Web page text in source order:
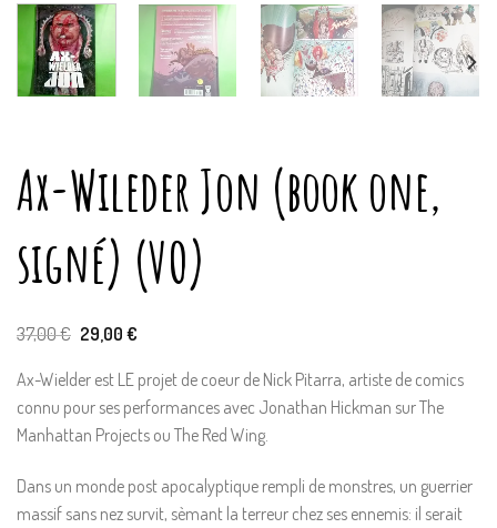
Ax-Wileder Jon (book one,
signé) (VO)
37,00€ Le
initial
était :
37,00 €.
29,00 €Le
actuel
est :
29,00 €.
Ax-Wielder est LE projet de coeur de Nick Pitarra, artiste de comics
connu pour ses performances avec Jonathan Hickman sur The
Manhattan Projects ou The Red Wing.
Dans un monde post apocalyptique rempli de monstres, un guerrier
massif sans nez survit, sèmant la terreur chez ses ennemis: il serait